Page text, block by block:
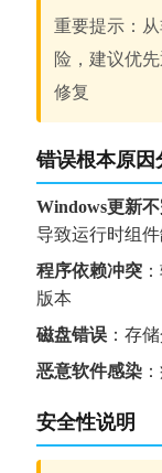
重要提示：
险，建议优
修复
错误根本原因
Windows更新
导致运行时组
程序依赖冲突
版本
磁盘错误：存
恶意软件感染
安全性说明